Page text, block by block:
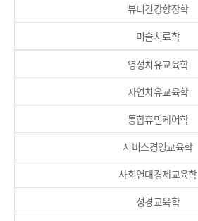
뷰티건강향장학
미술치료학
영성치유교육학
자연치유교육학
통합휴먼케어학
서비스경영교육학
사회연대경제교육학
성경교육학